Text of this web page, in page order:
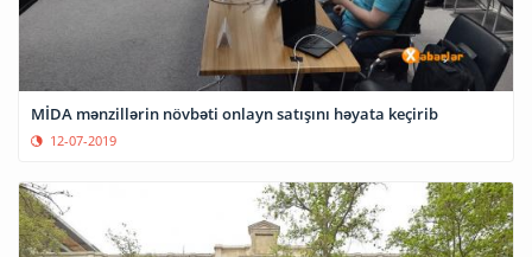
MİDA mənzillərin növbəti onlayn satışını həyata keçirib
12-07-2019